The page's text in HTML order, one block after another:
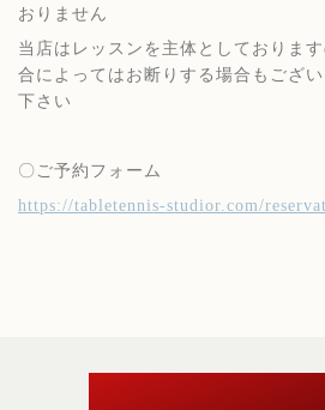
おりません
当店はレッスンを主体としておりま
合によってはお断りする場合もござ
下さい
〇ご予約フォーム
https://tabletennis-studior.com/